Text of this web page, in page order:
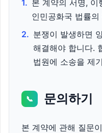
1. 본 계약의 서명,
인민공화국 법률
2. 분쟁이 발생하면
해결해야 합니다.
법원에 소송을 제
📞 문의하기
본 계약에 관해 질문